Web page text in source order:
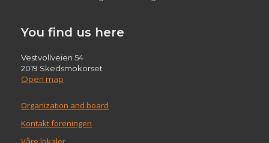
You find us here
Vestvollveien 54
2019 Skedsmokorset
Open map
Organization and board
Kontakt foreningen